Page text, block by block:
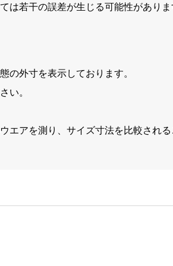
は若干の誤差が生じる可能性がありま
の外寸を表示しております。
い。
エアを測り、サイズ寸法を比較され